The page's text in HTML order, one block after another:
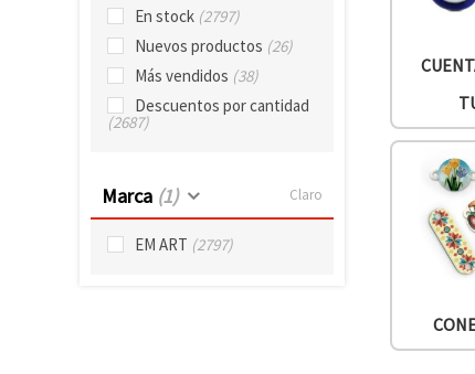
En stock (2797)
Nuevos productos (26)
Más vendidos (38)
Descuentos por cantidad
(2687)
Marca (1) Claro
EM ART (2797)